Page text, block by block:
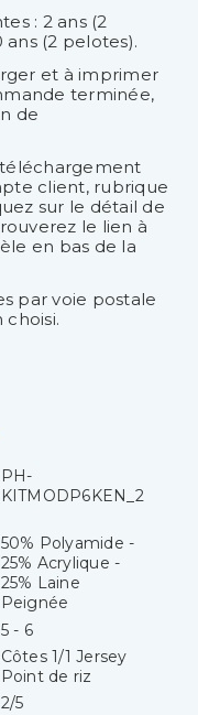
: 2 ans (2
ans (2 pelotes).
et à imprimer
terminée,
de
client, rubrique
sur le détail de
le lien à
en bas de la
par voie postale
PH-
KITMODP6KEN_2
50% Polyamide -
25% Acrylique -
25% Laine
Peignée
5 - 6
Côtes 1/1 Jersey
Point de riz
2/5